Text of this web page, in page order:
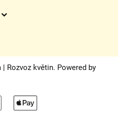
можливостей
Rozvoz květin. Powered by